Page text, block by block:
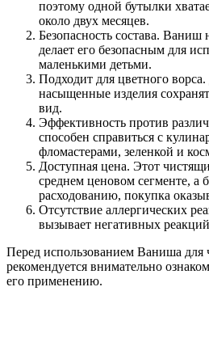
поэтому одной бутылки
около двух месяцев.
Безопасность состава. Ваниш
делает его безопасным для
маленькими детьми.
Подходит для цветного
насыщенные изделия
вид.
Эффективность против
способен справиться с
фломастерами, зеленкой и
Доступная цена. Этот
среднем ценовом сегменте, а
расходованию, покупка
Отсутствие аллергических
вызывает негативных
Перед использованием Ваниша для
рекомендуется внимательно
его применению.